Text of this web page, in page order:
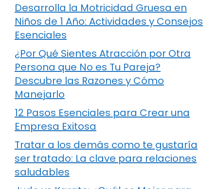
Desarrolla la Motricidad Gruesa en
Niños de 1 Año: Actividades y Consejos
Esenciales
¿Por Qué Sientes Atracción por Otra
Persona que No es Tu Pareja?
Descubre las Razones y Cómo
Manejarlo
12 Pasos Esenciales para Crear una
Empresa Exitosa
Tratar a los demás como te gustaría
ser tratado: La clave para relaciones
saludables